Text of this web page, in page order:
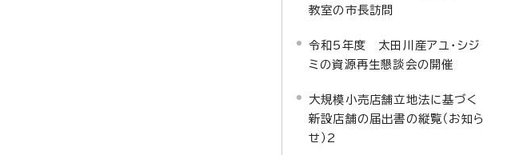
教室の市長訪問
令和5年度 太田川産アユ・シジ
ミの資源再生懇談会の開催
大規模小売店舗立地法に基づく
新設店舗の届出書の縦覧（お知ら
せ）2